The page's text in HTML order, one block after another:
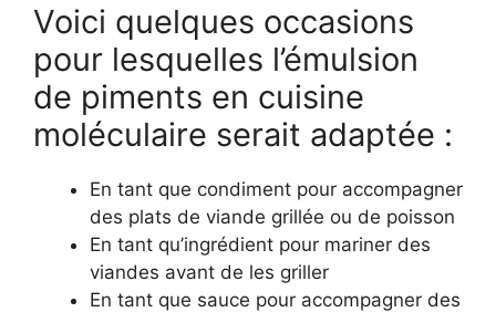
Voici quelques occasions
pour lesquelles l’émulsion
de piments en cuisine
moléculaire serait adaptée :
En tant que condiment pour accompagner
des plats de viande grillée ou de poisson
En tant qu’ingrédient pour mariner des
viandes avant de les griller
En tant que sauce pour accompagner des